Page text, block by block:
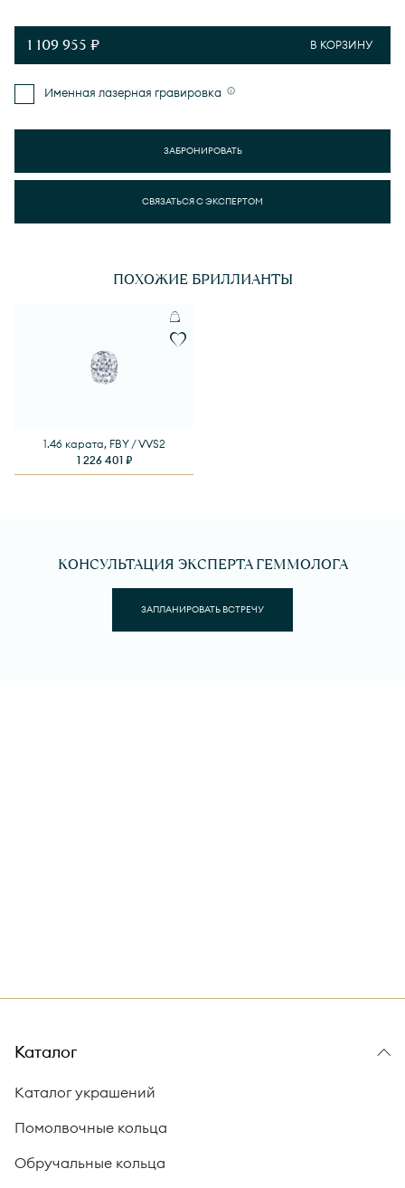
1 109 955 ₽ В КОРЗИНУ
Именная лазерная гравировка
ЗАБРОНИРОВАТЬ
СВЯЗАТЬСЯ С ЭКСПЕРТОМ
ПОХОЖИЕ БРИЛЛИАНТЫ
1.46 карата, FBY / VVS2
1 226 401 ₽
КОНСУЛЬТАЦИЯ ЭКСПЕРТА ГЕММОЛОГА
ЗАПЛАНИРОВАТЬ ВСТРЕЧУ
Каталог
Каталог украшений
Помолвочные кольца
Обручальные кольца